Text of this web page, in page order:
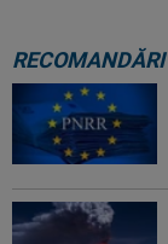
RECOMANDĂRI